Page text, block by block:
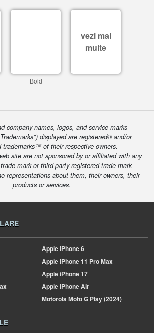
Bold
vezi mai
multe
company names, logos, and service marks
displayed are registered® and/or
trademarks™ of their respective owners.
site are not sponsored by or affiliated with any
mark or third-party registered trade mark
representations about them, their owners, their
products or services.
AppleiPhone 6
AppleiPhone 11 Pro Max
AppleiPhone 17
AppleiPhone Air
MotorolaMoto G Play (2024)